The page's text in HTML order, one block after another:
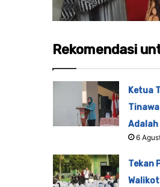
Rekomendasi
Ketua
Adalah
6
Tekan